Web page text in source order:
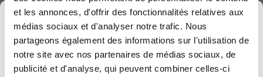
et les annonces, d'offrir des fonctionnalités relatives aux
médias sociaux et d'analyser notre trafic. Nous
partageons également des informations sur l'utilisation de
notre site avec nos partenaires de médias sociaux, de
publicité et d'analyse, qui peuvent combiner celles-ci
Formulaire d'inscription